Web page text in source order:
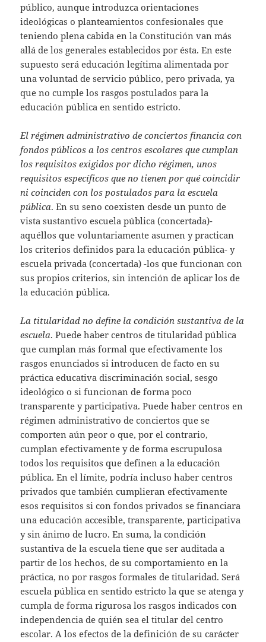
público, aunque introduzca orientaciones
ideológicas o planteamientos confesionales que
teniendo plena cabida en la Constitución van más
allá de los generales establecidos por ésta. En este
supuesto será educación legítima alimentada por
una voluntad de servicio público, pero privada, ya
que no cumple los rasgos postulados para la
educación pública en sentido estricto.
El régimen administrativo de conciertos financia con
fondos públicos a los centros escolares que cumplan
los requisitos exigidos por dicho régimen, unos
requisitos específicos que no tienen por qué coincidir
ni coinciden con los postulados para la escuela
pública. En su seno coexisten desde un punto de
vista sustantivo escuela pública (concertada)-
aquéllos que voluntariamente asumen y practican
los criterios definidos para la educación pública- y
escuela privada (concertada) -los que funcionan con
sus propios criterios, sin intención de aplicar los de
la educación pública.
La titularidad no define la condición sustantiva de la
escuela. Puede haber centros de titularidad pública
que cumplan más formal que efectivamente los
rasgos enunciados si introducen de facto en su
práctica educativa discriminación social, sesgo
ideológico o si funcionan de forma poco
transparente y participativa. Puede haber centros en
régimen administrativo de conciertos que se
comporten aún peor o que, por el contrario,
cumplan efectivamente y de forma escrupulosa
todos los requisitos que definen a la educación
pública. En el límite, podría incluso haber centros
privados que también cumplieran efectivamente
esos requisitos si con fondos privados se financiara
una educación accesible, transparente, participativa
y sin ánimo de lucro. En suma, la condición
sustantiva de la escuela tiene que ser auditada a
partir de los hechos, de su comportamiento en la
práctica, no por rasgos formales de titularidad. Será
escuela pública en sentido estricto la que se atenga y
cumpla de forma rigurosa los rasgos indicados con
independencia de quién sea el titular del centro
escolar. A los efectos de la definición de su carácter